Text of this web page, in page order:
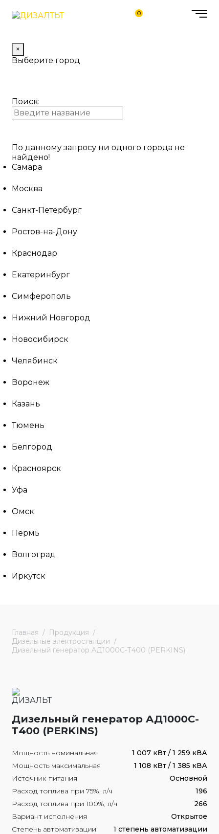
0
×
Выберите город
Поиск:
По данному запросу ни одного города не
найдено!
Самара
Москва
Санкт-Петербург
Ростов-на-Дону
Краснодар
Екатеринбург
Симферополь
Нижний Новгород
Новосибирск
Челябинск
Воронеж
Казань
Тюмень
Белгород
Красноярск
Уфа
Омск
Пермь
Волгоград
Иркутск
Главная
Продукция
Дизельные электростанции
Дизельный генератор АД1000С-Т400 (PERKINS)
Дизельный генератор АД1000С-
Т400 (PERKINS)
Мощность номинальная
1 007 кВт / 1 259 кВА
Мощность максимальная
1 108 кВт / 1 385 кВА
Источник питания
Основной
Расход топлива при 75%, л/ч
196
Расход топлива при 100%, л/ч
266
Вариант исполнения
Открытое
Степень автоматизации
1 степень автоматизации